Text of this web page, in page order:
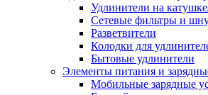
Удлинители на
Сетевые фильтры и
Разветвители
Колодки для
Бытовые удлинители
Элементы питания и
Мобильные зарядные